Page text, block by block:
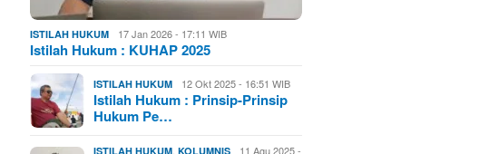
ISTILAH HUKUM 17 Jan 2026 - 17:11 WIB
Istilah Hukum : KUHAP 2025
ISTILAH HUKUM 12 Okt 2025 - 16:51 WIB
Istilah Hukum : Prinsip-Prinsip
Hukum Pe…
ISTILAH HUKUM ,KOLUMNIS
11 Agu 2025 -